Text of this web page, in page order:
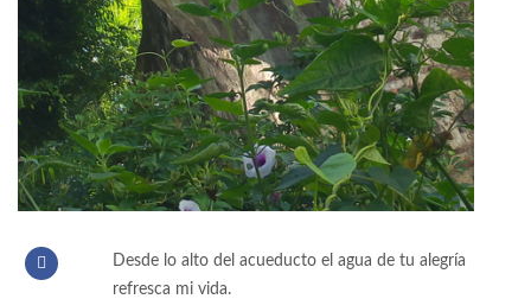
Desde lo alto del acueducto el agua de tu alegría
refresca mi vida.